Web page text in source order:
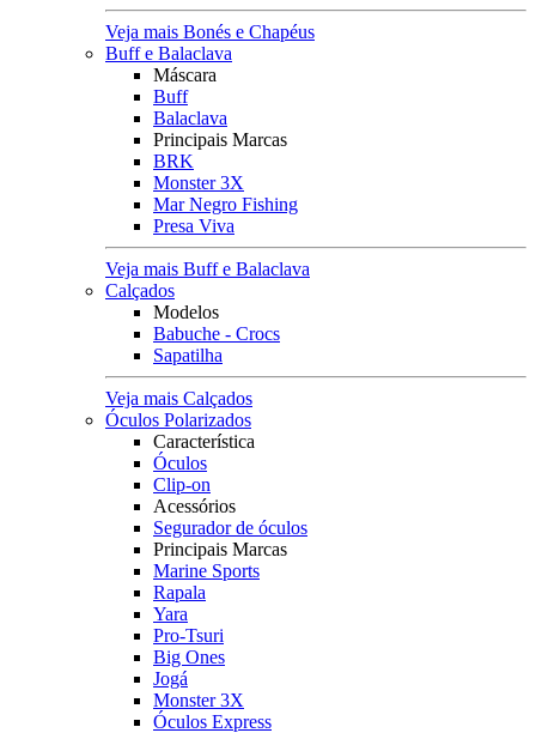
Veja mais Bonés e Chapéus
Buff e Balaclava
Máscara
Buff
Balaclava
Principais Marcas
BRK
Monster 3X
Mar Negro Fishing
Presa Viva
Veja mais Buff e Balaclava
Calçados
Modelos
Babuche - Crocs
Sapatilha
Veja mais Calçados
Óculos Polarizados
Característica
Óculos
Clip-on
Acessórios
Segurador de óculos
Principais Marcas
Marine Sports
Rapala
Yara
Pro-Tsuri
Big Ones
Jogá
Monster 3X
Óculos Express